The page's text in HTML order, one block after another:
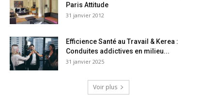
Paris Attitude
31 janvier 2012
Efficience Santé au Travail & Kerea :
Conduites addictives en milieu...
31 janvier 2025
Voir plus